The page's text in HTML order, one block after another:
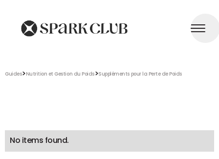
Guides>Nutrition et Gestion du Poids>Suppléments pour la Perte de Poids
No items found.